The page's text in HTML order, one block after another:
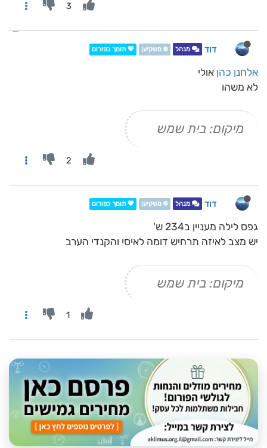
3
דוד מנהל ❄️ משקיען 💖 תומך בפורום
אלחנן כהן אולי
לא משהו
מיקום: בית שמש
2
דוד מנהל ❄️ משקיען 💖 תומך בפורום
גפס לילה מעניין ב234 ש'
יש מצב לאיזה תרחיש דומה לאיסי והקנדי הערב
מיקום: בית שמש
1